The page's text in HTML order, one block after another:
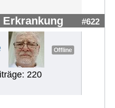
Erkrankung #622
Offline
220